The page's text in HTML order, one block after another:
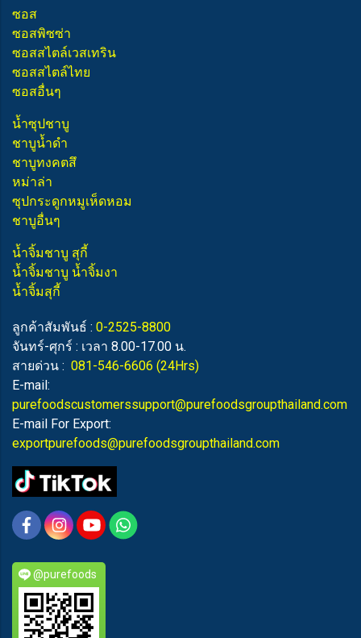
ซอส
ซอสพิซซ่า
ซอสสไตล์เวสเทริน
ซอสสไตล์ไทย
ซอสอื่นๆ
น้ำซุปชาบู
ชาบูน้ำดำ
ชาบูทงคตสึ
หม่าล่า
ซุปกระดูกหมูเห็ดหอม
ชาบูอื่นๆ
น้ำจิ้มชาบู สุกี้
น้ำจิ้มชาบู น้ำจิ้มงา
น้ำจิ้มสุกี้
ลูกค้าสัมพันธ์ : 0-2525-8800
จันทร์-ศุกร์ : เวลา 8.00-17.00 น.
สายด่วน : 081-546-6606 (24Hrs)
E-mail:
purefoodscustomerssupport@purefoodsgroupthailand.com
E-mail For Export:
exportpurefoods@purefoodsgroupthailand.com
@purefoods